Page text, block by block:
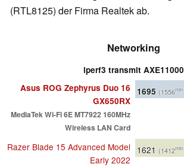
(RTL8125) der Firma Realtek ab.
Networking
iperf3 transmit AXE11000
Asus ROG Zephyrus Duo 16
GX650RX
MediaTek Wi-Fi 6E MT7922 160MHz
Wireless LAN Card
1695 (1556min
Razer Blade 15 Advanced Model
Early 2022
1621 (1412min